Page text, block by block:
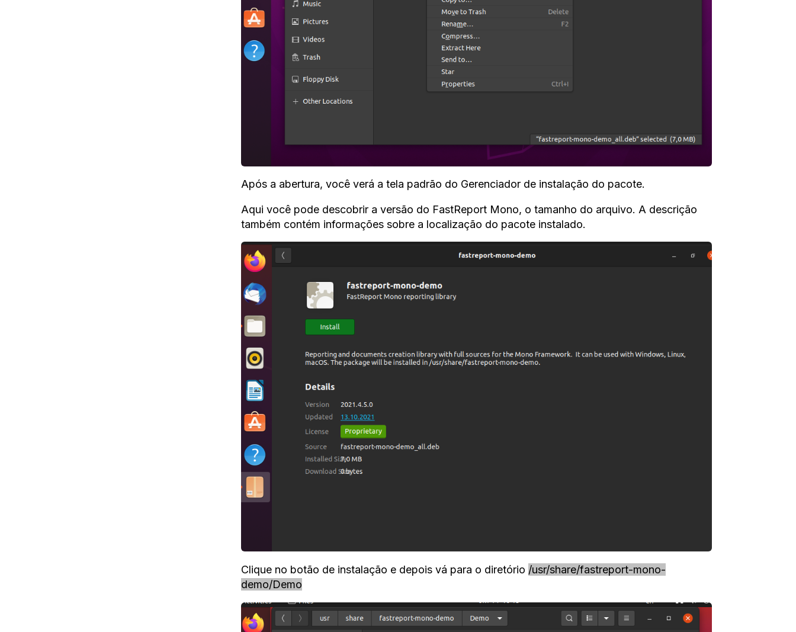
Após a abertura, você verá a tela padrão do Gerenciador de instalação do pacote.
Aqui você pode descobrir a versão do FastReport Mono, o tamanho do arquivo. A descrição
também contém informações sobre a localização do pacote instalado.
Clique no botão de instalação e depois vá para o diretório /usr/share/fastreport-mono-
demo/Demo